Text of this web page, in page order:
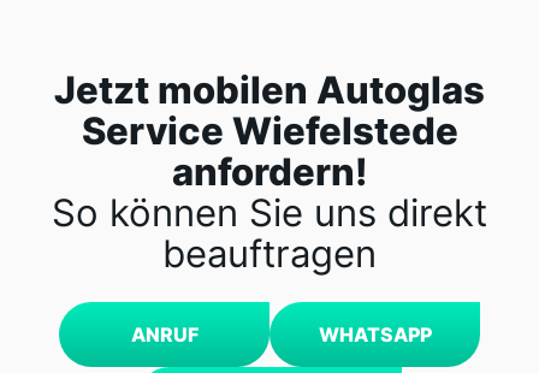
Jetzt mobilen Autoglas
Service Wiefelstede
anfordern!
So können Sie uns direkt
beauftragen
ANRUF WHATSAPP